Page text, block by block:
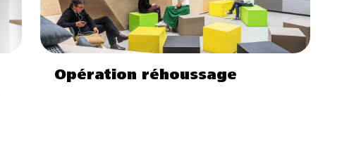
Opération réhoussage